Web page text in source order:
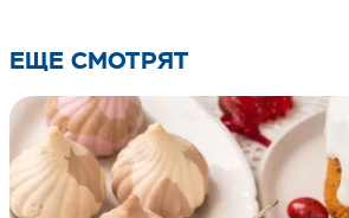
ЕЩЕ СМОТРЯТ